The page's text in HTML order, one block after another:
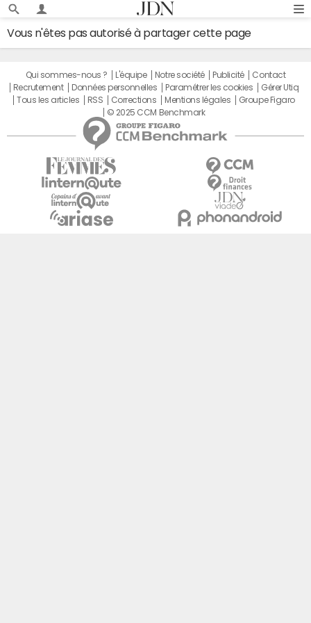
Vous n'êtes pas autorisé à partager cette page
Qui sommes-nous ? L'équipe Notre société Publicité
Contact
Recrutement
Données personnelles Paramétrer les cookies
Gérer Utiq
Tous les articles
RSS Corrections Mentions légales
Groupe Figaro
© 2025 CCM Benchmark